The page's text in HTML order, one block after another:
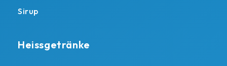
Sirup
Heissgetränke